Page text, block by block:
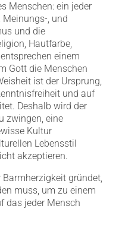
Menschen: ein jeder
Meinungs-, und
und die
Hautfarbe,
einem
Gott die Menschen
ist der Ursprung,
und auf
Deshalb wird der
zwingen, eine
Kultur
Lebensstil
akzeptieren.
gründet,
muss, um zu einem
das jeder Mensch